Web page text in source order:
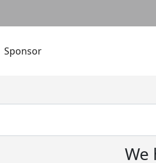
Sponsor
We